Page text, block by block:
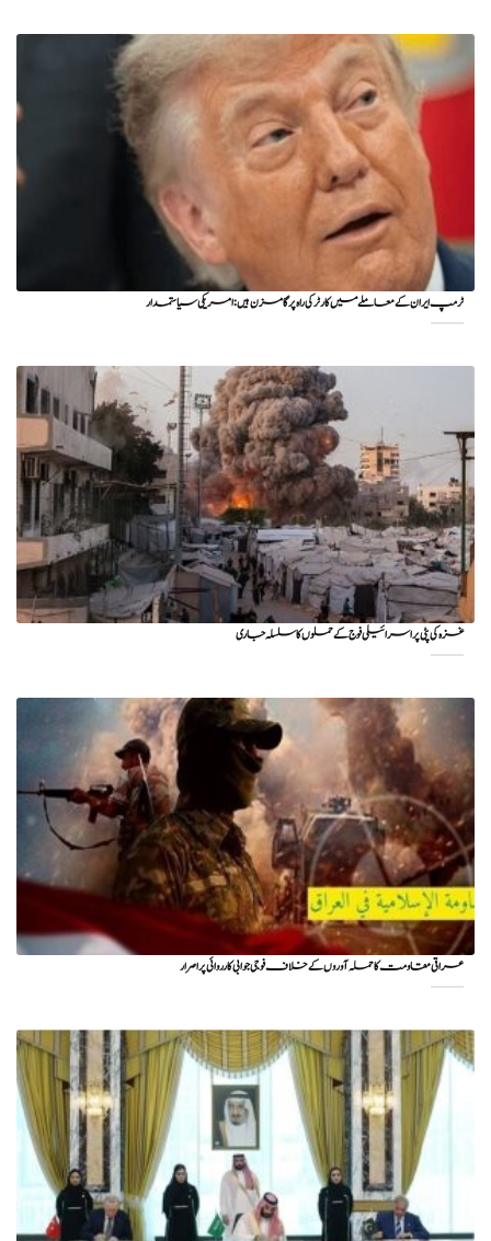
ٹرمپ ایران کے معاملے میں کارٹر کی راہ پر گامزن ہیں: امریکی سیاستمدار
غزہ کی پٹی پر اسرائیلی فوج کے حملوں کا سلسلہ جاری
عراقی مقاومت کا حملہ آوروں کے خلاف فوجی جوابی کارروائی پر اصرار